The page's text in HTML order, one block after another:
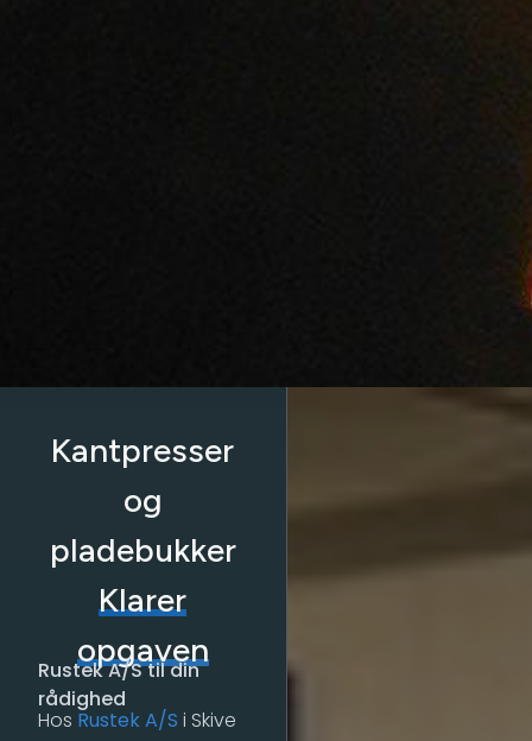
Kantpresser
og
pladebukker
Klarer
opgaven
Rustek A/S til din
rådighed
Hos Rustek A/S i Skive